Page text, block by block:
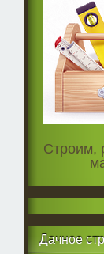
Строим,
Дачное